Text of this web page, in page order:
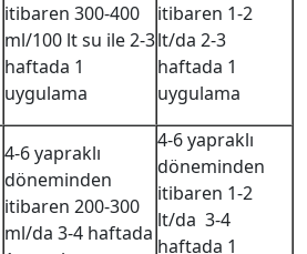
itibaren 300-400
ml/100 lt su ile 2-3
haftada 1
uygulama
itibaren 1-2
lt/da 2-3
haftada 1
uygulama
4-6 yapraklı
döneminden
itibaren 200-300
ml/da 3-4 haftada
4-6 yapraklı
döneminden
itibaren 1-2
lt/da 3-4
haftada 1